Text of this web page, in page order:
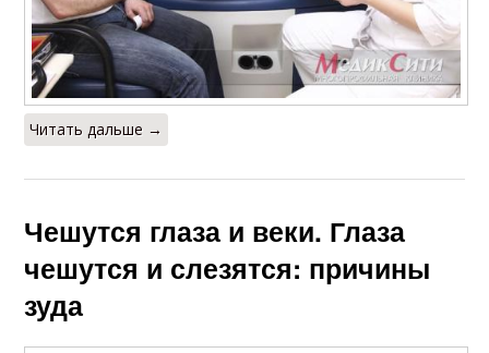
Читать дальше →
Чешутся глаза и веки. Глаза
чешутся и слезятся: причины
зуда